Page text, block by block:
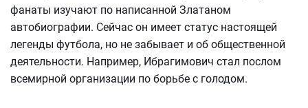
фанаты изучают по написанной Златаном
автобиографии. Сейчас он имеет статус настоящей
легенды футбола, но не забывает и об общественной
деятельности. Например, Ибрагимович стал послом
всемирной организации по борьбе с голодом.